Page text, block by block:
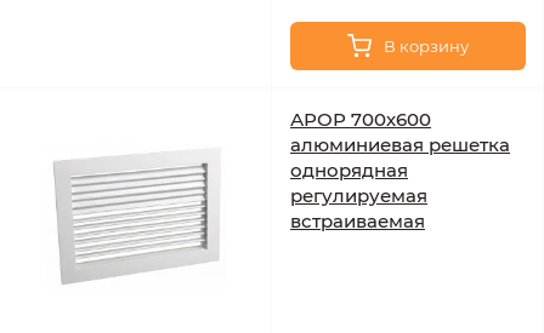
В корзину
АРОР 700х600
алюминиевая решетка
однорядная
регулируемая
встраиваемая